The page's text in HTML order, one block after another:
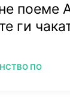
поеме
ги
ПО